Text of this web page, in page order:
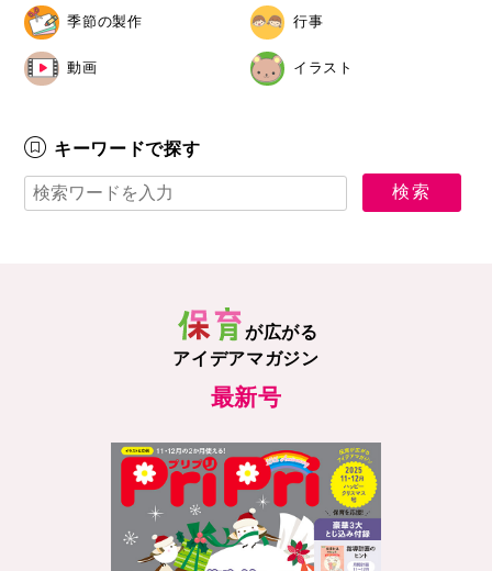
季節の製作 行事
動画 イラスト
キーワードで探す
が広がる
アイデアマガジン
最新号